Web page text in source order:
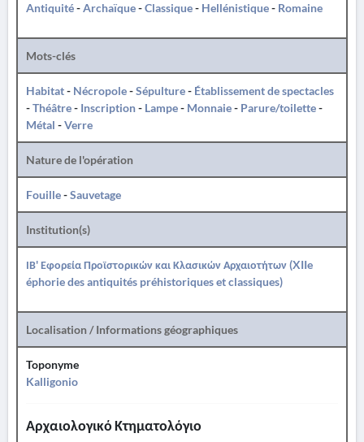
Antiquité-Archaïque-Classique- Hellénistique- Romaine
Mots-clés
Habitat- Nécropole-Sépulture- Établissement de spectacles
-Théâtre- Inscription- Lampe- Monnaie- Parure/toilette-
Métal -Verre
Nature de l'opération
Fouille-Sauvetage
Institution(s)
ΙΒ' Εφορεία Προϊστορικών και Κλασικών Αρχαιοτήτων (XIIe
éphorie des antiquités préhistoriques et classiques)
Localisation / Informations géographiques
Toponyme
Kalligonio
Αρχαιολογικό Κτηματολόγιο